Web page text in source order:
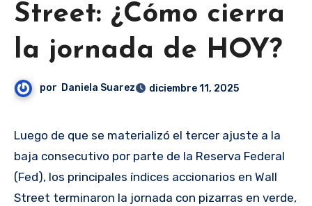
Street: ¿Cómo cierra
la jornada de HOY?
por Daniela Suarez diciembre 11, 2025
Luego de que se materializó el tercer ajuste a la
baja consecutivo por parte de la Reserva Federal
(Fed), los principales índices accionarios en Wall
Street terminaron la jornada con pizarras en verde,